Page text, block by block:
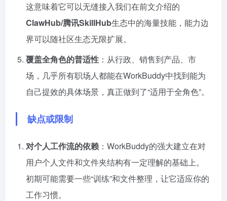
这意味着它可以无缝接入我们在前文介绍的
ClawHub/腾讯SkillHub生态中的海量技能，能力边
界可以随社区生态无限扩展。
覆盖全角色的普适性 ：从行政、销售到产品、市
场，几乎所有职场人都能在WorkBuddy中找到能为
自己提效的具体场景，真正做到了“适用于全角色”。
缺点或限制
对个人工作流的依赖 ：WorkBuddy的强大建立在对
用户个人文件和文件夹结构有一定理解的基础上。
初期可能需要一些“训练”和文件整理，让它适应你的
工作习惯。